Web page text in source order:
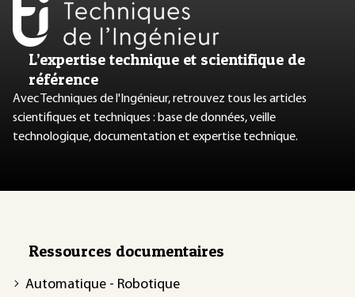
L’expertise technique et scientifique de
référence
Avec Techniques de l'Ingénieur, retrouvez tous les articles
scientifiques et techniques : base de données, veille
technologique, documentation et expertise technique.
Ressources documentaires
Automatique - Robotique